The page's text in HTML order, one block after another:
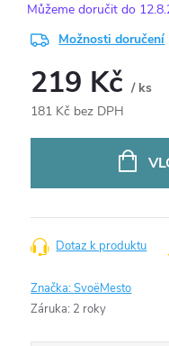
Možnosti doručení
219 Kč/ ks
181 Kč bez DPH
Dotaz k produktu
Značka:SvoëMesto
Záruka: 2 roky